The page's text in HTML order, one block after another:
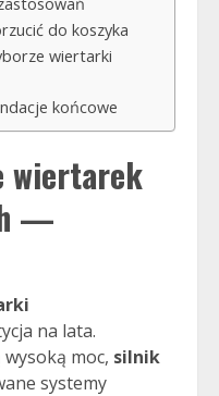
do koszyka
wiertarki
końcowe
wiertarek
—
na lata.
moc, silnik
systemy